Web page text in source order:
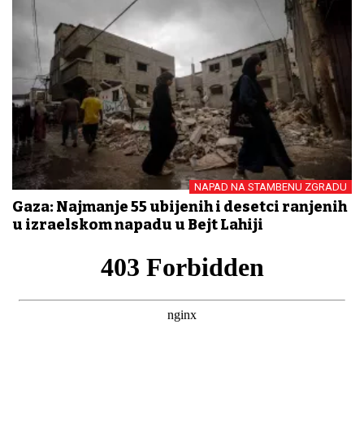
NAPAD NA STAMBENU ZGRADU
Gaza: Najmanje 55 ubijenih i desetci ranjenih
u izraelskom napadu u Bejt Lahiji